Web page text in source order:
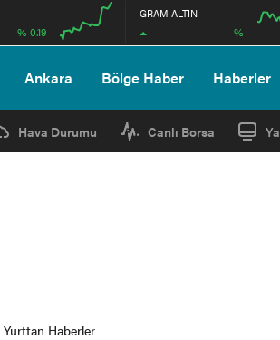
% 0.19
GRAM ALTIN
%
Ankara Bölge Haber Haberler
Hava Durumu Canlı Borsa
Yurttan Haberler